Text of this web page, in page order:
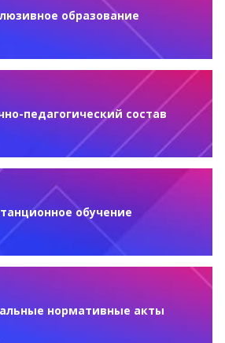
образование
педагогический состав
обучение
нормативные акты